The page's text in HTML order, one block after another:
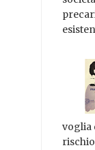
voglia